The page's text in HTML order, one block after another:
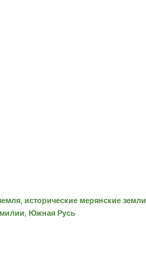
исторические мерянские земли
Южная Русь